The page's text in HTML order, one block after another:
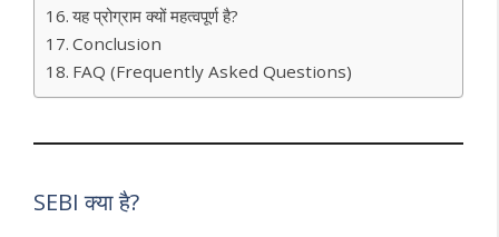
यह प्रोग्राम क्यों महत्वपूर्ण है?
Conclusion
FAQ (Frequently Asked Questions)
SEBI क्या है?